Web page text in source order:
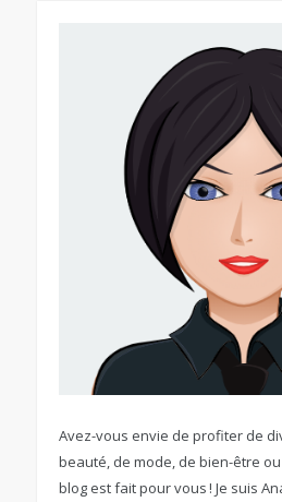
Avez-vous envie de profiter de
beauté, de mode, de bien-être
blog est fait pour vous ! Je suis